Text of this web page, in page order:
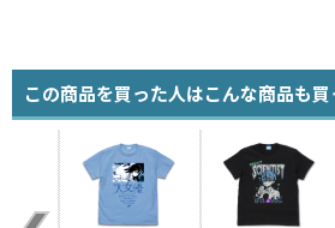
この商品を買った人はこんな商品も